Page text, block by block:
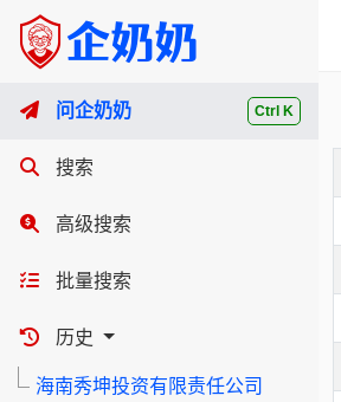
Ctrl K
问企奶奶
搜索
高级搜索
批量搜索
历史
海南秀坤投资有限责任公司